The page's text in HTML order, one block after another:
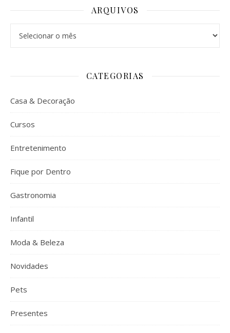
ARQUIVOS
CATEGORIAS
Casa & Decoração
Cursos
Entretenimento
Fique por Dentro
Gastronomia
Infantil
Moda & Beleza
Novidades
Pets
Presentes